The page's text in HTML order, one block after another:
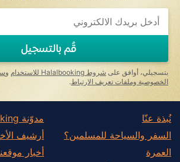
If
you
ignore
this
field
قُم بالتسجيل
بتسجيلي، أوافق على شروط Halalbooking للاستخدام و
الخصوصية وملفات تعريف الارتباط .
نُبذة عنّا
السفر والسياحة للمسلمين؟
العمرة
مدوّنة Halalbooking
أرشيف
أخبار